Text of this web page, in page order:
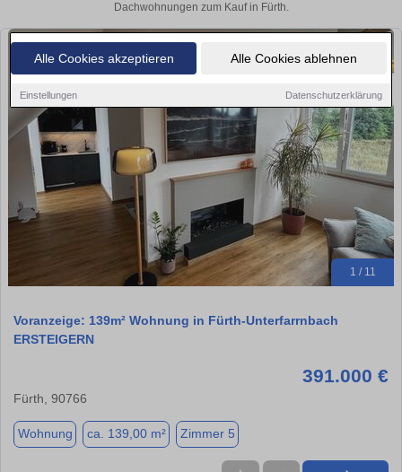
Alle Cookies akzeptieren Alle Cookies ablehnen
Einstellungen Datenschutzerklärung
Dachwohnungen zum Kauf in Fürth.
1 / 11
Voranzeige: 139m² Wohnung in Fürth-Unterfarrnbach
ERSTEIGERN
391.000 €
Fürth, 90766
Wohnung ca. 139,00 m² Zimmer 5